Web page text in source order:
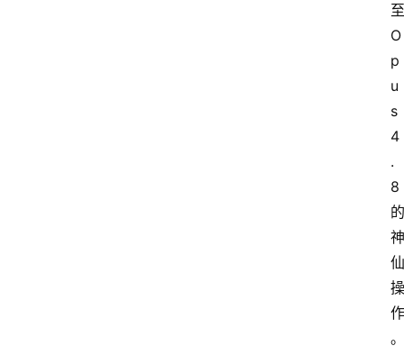
至
O
p
u
s
4
.
8
的
神
仙
操
作
。